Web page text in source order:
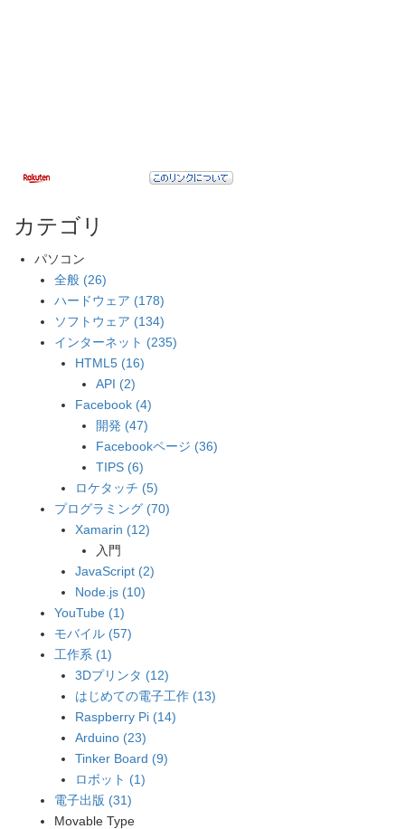
カテゴリ
パソコン
全般 (26)
ハードウェア (178)
ソフトウェア (134)
インターネット (235)
HTML5 (16)
API (2)
Facebook (4)
開発 (47)
Facebookページ (36)
TIPS (6)
ロケタッチ (5)
プログラミング (70)
Xamarin (12)
入門
JavaScript (2)
Node.js (10)
YouTube (1)
モバイル (57)
工作系 (1)
3Dプリンタ (12)
はじめての電子工作 (13)
Raspberry Pi (14)
Arduino (23)
Tinker Board (9)
ロボット (1)
電子出版 (31)
Movable Type